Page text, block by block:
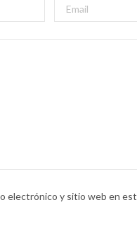
electrónico y sitio web en